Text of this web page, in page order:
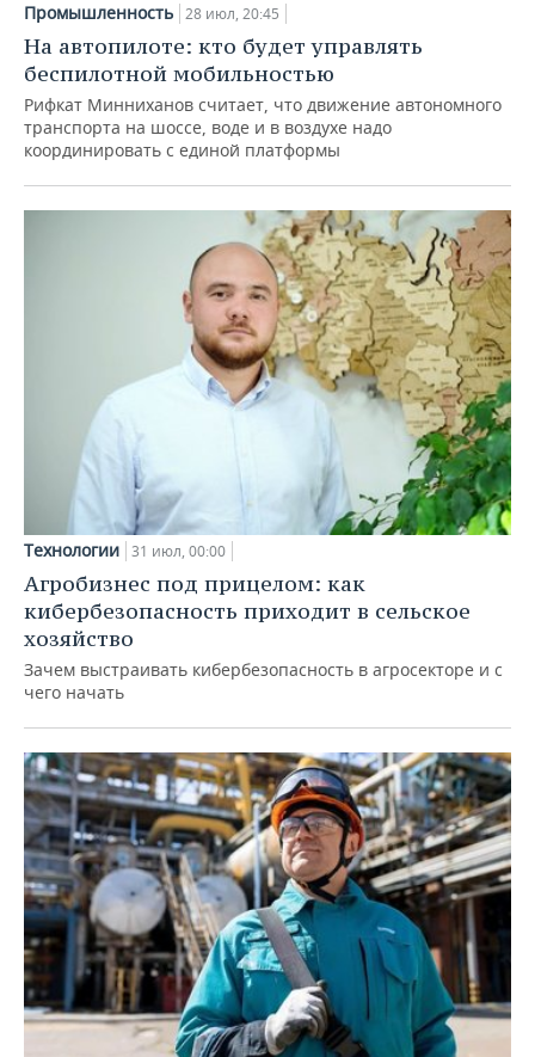
Промышленность 28 июл, 20:45
На автопилоте: кто будет управлять
беспилотной мобильностью
Рифкат Минниханов считает, что движение автономного
транспорта на шоссе, воде и в воздухе надо
координировать с единой платформы
Технологии 31 июл, 00:00
Агробизнес под прицелом: как
кибербезопасность приходит в сельское
хозяйство
Зачем выстраивать кибербезопасность в агросекторе и с
чего начать